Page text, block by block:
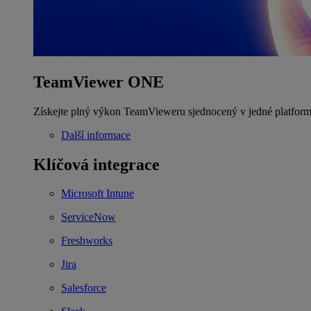
TeamViewer ONE
Získejte plný výkon TeamVieweru sjednocený v jedné
Další informace
Klíčová integrace
Microsoft Intune
ServiceNow
Freshworks
Jira
Salesforce